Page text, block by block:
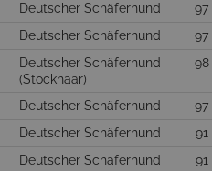
Deutscher Schäferhund 97
Deutscher Schäferhund 97
Deutscher Schäferhund
(Stockhaar)
98
Deutscher Schäferhund 97
Deutscher Schäferhund 91
Deutscher Schäferhund 91